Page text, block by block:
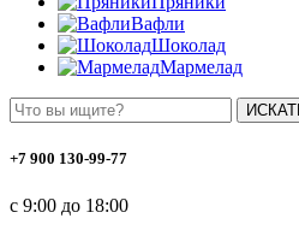
Вафли
Шоколад
Мармелад
+7 900 130-99-77
с 9:00 до 18:00